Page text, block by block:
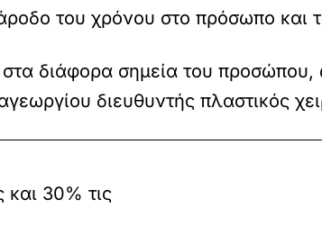
του χρόνου στο πρόσωπο και
διάφορα σημεία του προσώπου,
διευθυντής πλαστικός
30% τις